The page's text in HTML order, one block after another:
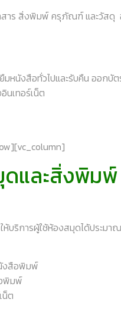
กสาร สิ่งพิมพ์ ครุภัณฑ์ และวัส
มหนังสือทั่วไปและรับคืน ออก
เทอร์เน็ต
และสิ่งพิมพ์
ห้บริการผู้ใช้ห้องสมุดได้ประ
นังสือพิมพ์
พิมพ์
น็ต